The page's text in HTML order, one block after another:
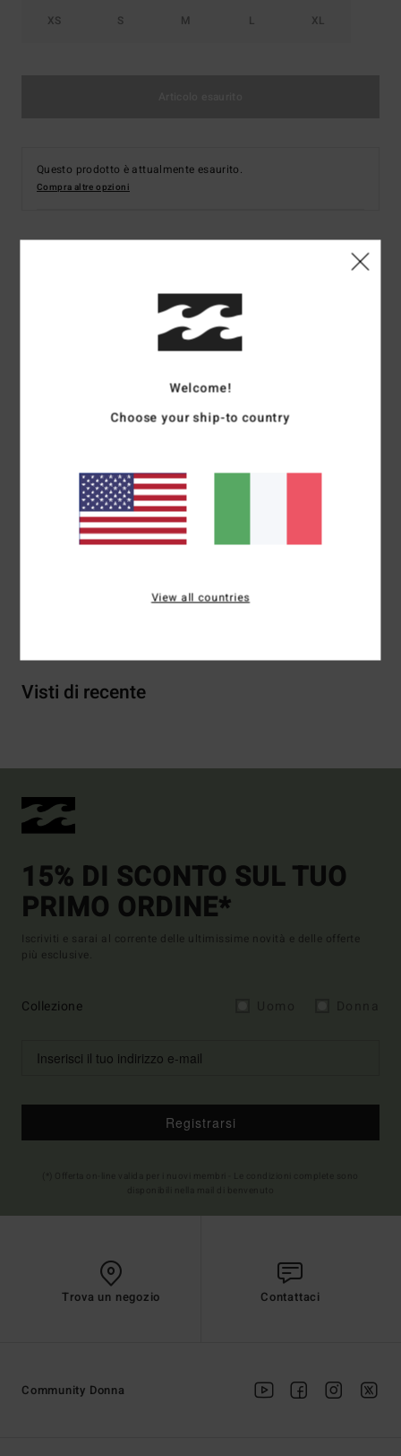
XS S M L XL
Questo prodotto è attualmente esaurito.
Compra altre opzioni
Top tradizionale Multi Donna
Codice coloremul
Camicia Abbottonata
Maniche corte, chiusura abbottonata
Placca metallica
Composizione100% cotone
Visti di recente
15% DI SCONTO SUL TUO
PRIMO ORDINE*
Iscriviti e sarai al corrente delle ultimissime novità e delle offerte
più esclusive.
Collezione
Registrarsi
Trova un negozio Contattaci
Community Donna
Welcome!
Choose your ship-to country
View all countries